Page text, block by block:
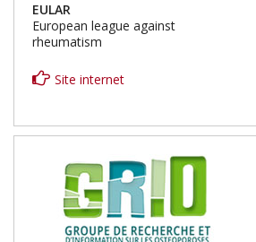
EULAR
European league against
rheumatism
Site internet